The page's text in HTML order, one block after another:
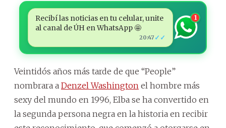
Recibí las noticias en tu celular, unite
al canal de ÚH en WhatsApp 🤩
20:47 ✓✓
1
Veintidós años más tarde de que “People”
nombrara a Denzel Washington el hombre más
sexy del mundo en 1996, Elba se ha convertido en
la segunda persona negra en la historia en recibir